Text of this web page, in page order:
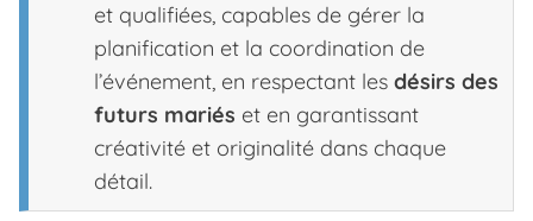
et qualifiées, capables de gérer la
planification et la coordination de
l’événement, en respectant les désirs des
futurs mariés et en garantissant
créativité et originalité dans chaque
détail.